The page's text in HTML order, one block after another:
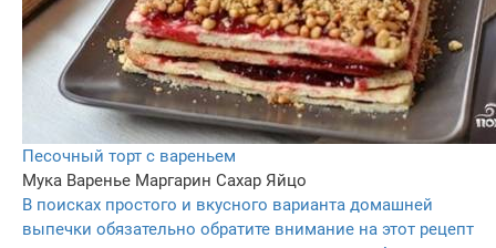
Песочный торт с вареньем
Мука Варенье Маргарин Сахар Яйцо
В поисках простого и вкусного варианта домашней
выпечки обязательно обратите внимание на этот рецепт